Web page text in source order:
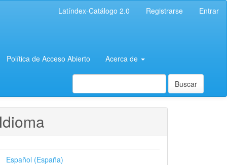
Latíndex-Catálogo 2.0 Registrarse Entrar
Política de Acceso Abierto Acerca de
Buscar
Español (España)